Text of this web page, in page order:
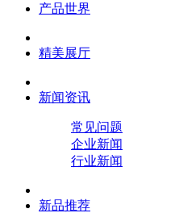
产品世界
精美展厅
新闻资讯
常见问题
企业新闻
行业新闻
新品推荐